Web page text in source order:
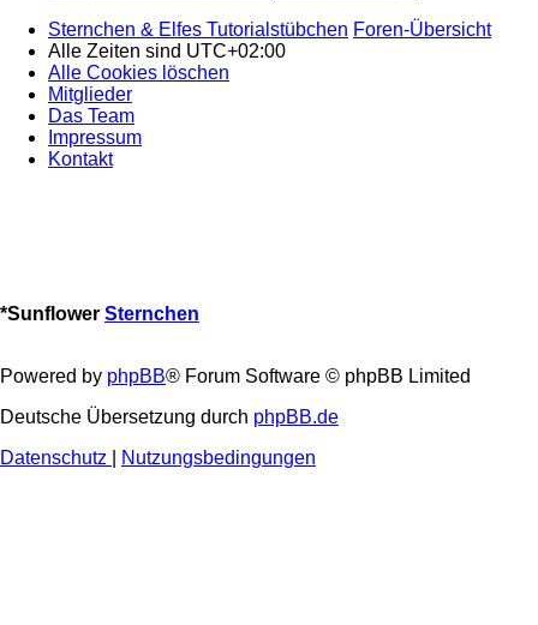
Sternchen & Elfes Tutorialstübchen Foren-Übersicht
Alle Zeiten sind UTC+02:00
Alle Cookies löschen
Mitglieder
Das Team
Impressum
Kontakt
*Sunflower Sternchen
Powered by phpBB® Forum Software © phpBB Limited
Deutsche Übersetzung durch phpBB.de
Datenschutz
Nutzungsbedingungen